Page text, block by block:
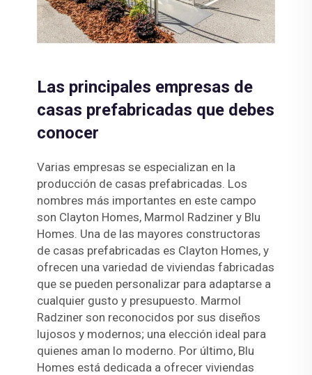
Las principales empresas de
casas prefabricadas que debes
conocer
Varias empresas se especializan en la
producción de casas prefabricadas. Los
nombres más importantes en este campo
son Clayton Homes, Marmol Radziner y Blu
Homes. Una de las mayores constructoras
de casas prefabricadas es Clayton Homes, y
ofrecen una variedad de viviendas fabricadas
que se pueden personalizar para adaptarse a
cualquier gusto y presupuesto. Marmol
Radziner son reconocidos por sus diseños
lujosos y modernos; una elección ideal para
quienes aman lo moderno. Por último, Blu
Homes está dedicada a ofrecer viviendas